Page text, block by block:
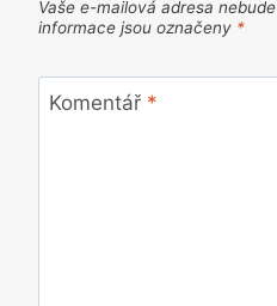
Vaše e-mailová adresa
informace jsou označeny *
Komentář *